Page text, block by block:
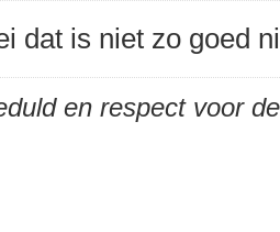
dat is niet zo goed
en respect voor